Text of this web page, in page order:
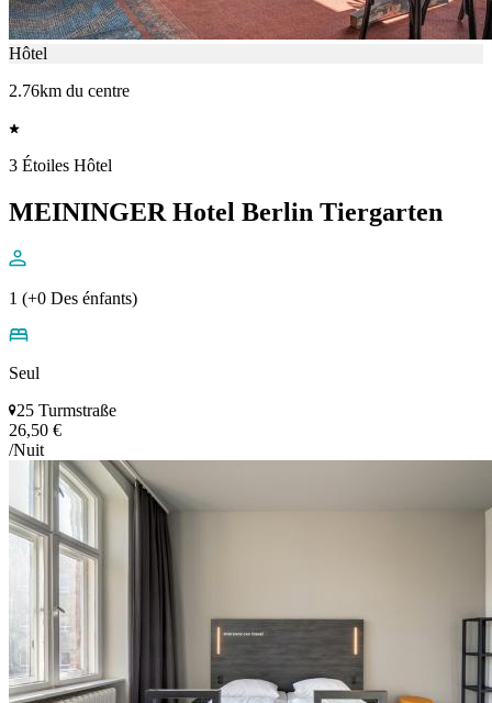
Hôtel
2.76km du centre
3 Étoiles Hôtel
MEININGER Hotel Berlin Tiergarten
1 (+0 Des énfants)
Seul
25 Turmstraße
26,50 €
/Nuit